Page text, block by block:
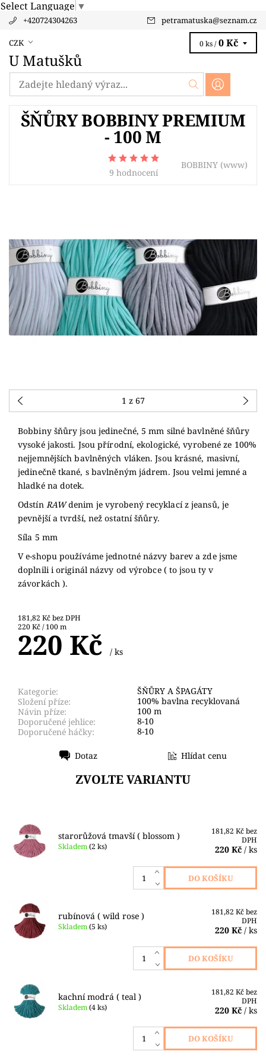
Select Language ▼
+420724304263 petramatuska@seznam.cz
CZK
U Matušků
0 ks / 0 Kč
ŠŇŮRY BOBBINY PREMIUM
- 100 M
9 hodnocení
BOBBINY (www)
1 z 67
Bobbiny šňůry jsou jedinečné, 5 mm silné bavlněné šňůry
vysoké jakosti. Jsou přírodní, ekologické, vyrobené ze 100%
nejjemnějších bavlněných vláken. Jsou krásné, masivní,
jedinečně tkané, s bavlněným jádrem. Jsou velmi jemné a
hladké na dotek.
Odstín RAWdenim je vyrobený recyklací z jeansů, je
pevnější a tvrdší, než ostatní šňůry.
Síla 5 mm
V e-shopu používáme jednotné názvy barev a zde jsme
doplnili i originál názvy od výrobce ( to jsou ty v
závorkách ).
181,82 Kč bez DPH
220 Kč / 100 m
220 Kč / ks
Kategorie:
ŠŇŮRY A ŠPAGÁTY
Složení příze:
100% bavlna recyklovaná
Návin příze:
100 m
Doporučené jehlice:
8-10
Doporučené háčky:
8-10
Dotaz Hlídat cenu
ZVOLTE VARIANTU
starorůžová tmavší ( blossom )
Skladem(2 ks)
181,82 Kč bez
DPH
220 Kč / ks
rubínová ( wild rose )
Skladem(5 ks)
181,82 Kč bez
DPH
220 Kč / ks
kachní modrá ( teal )
Skladem(4 ks)
181,82 Kč bez
DPH
220 Kč / ks